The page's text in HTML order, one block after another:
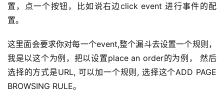
置，点一个按钮，比如说右边click event 进行事件的配
置。
这里面会要求你对每一个event,整个漏斗去设置一个规则，
我是以这个为例，把以设置place an order的为例， 然后
选择的方式是URL, 可以加一个规则, 选择这个ADD PAGE
BROWSING RULE。